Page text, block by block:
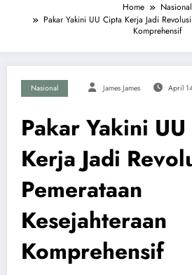
Home
Nasional
Pakar Yakini UU Cipta Kerja Jadi
Komprehensif
Nasional James James April
Pakar Yakini
Kerja Jadi
Pemerataan
Kesejahteraan
Komprehensif